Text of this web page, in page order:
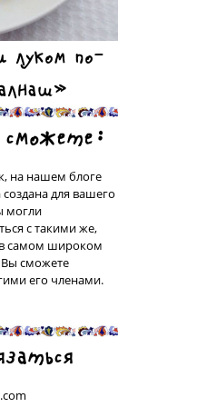
луком по-
сможете:
на нашем блоге
для вашего
могли
с такими же,
самом широком
Вы сможете
его членами.
у вас будет
всеми рецептами
Вами блюда